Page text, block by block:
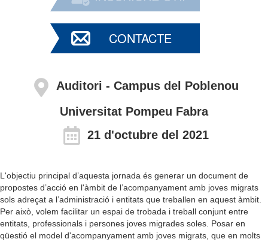
CONTACTE
Auditori - Campus del Poblenou
Universitat Pompeu Fabra
21 d'octubre del 2021
L'objectiu principal d’aquesta jornada és generar un document de
propostes d’acció en l'àmbit de l’acompanyament amb joves migrats
sols adreçat a l’administració i entitats que treballen en aquest àmbit.
Per això, volem facilitar un espai de trobada i treball conjunt entre
entitats, professionals i persones joves migrades soles. Posar en
qüestió el model d'acompanyament amb joves migrats, que en molts